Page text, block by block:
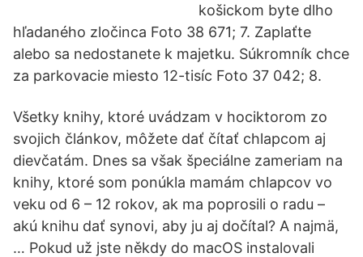
košickom byte dlho
hľadaného zločinca Foto 38 671; 7. Zaplaťte
alebo sa nedostanete k majetku. Súkromník chce
za parkovacie miesto 12-tisíc Foto 37 042; 8.
Všetky knihy, ktoré uvádzam v hociktorom zo
svojich článkov, môžete dať čítať chlapcom aj
dievčatám. Dnes sa však špeciálne zameriam na
knihy, ktoré som ponúkla mamám chlapcov vo
veku od 6 – 12 rokov, ak ma poprosili o radu –
akú knihu dať synovi, aby ju aj dočítal? A najmä,
… Pokud už jste někdy do macOS instalovali